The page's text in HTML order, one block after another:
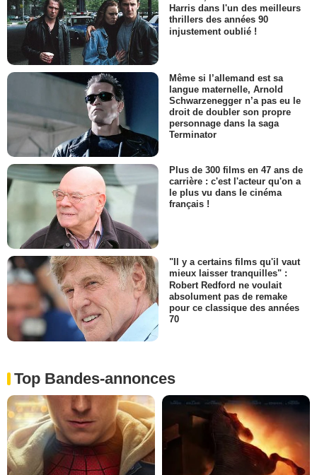
Harris dans l'un des meilleurs
thrillers des années 90
injustement oublié !
Même si l’allemand est sa
langue maternelle, Arnold
Schwarzenegger n’a pas eu le
droit de doubler son propre
personnage dans la saga
Terminator
Plus de 300 films en 47 ans de
carrière : c'est l'acteur qu'on a
le plus vu dans le cinéma
français !
"Il y a certains films qu'il vaut
mieux laisser tranquilles" :
Robert Redford ne voulait
absolument pas de remake
pour ce classique des années
70
Top Bandes-annonces